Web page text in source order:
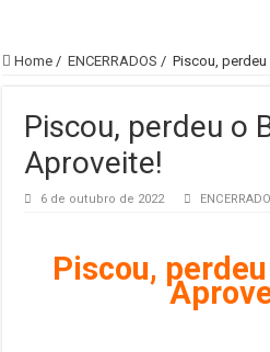
Home / ENCERRADOS / Piscou,
Piscou, perdeu o
Aproveite!
6 de outubro de 2022
Piscou,